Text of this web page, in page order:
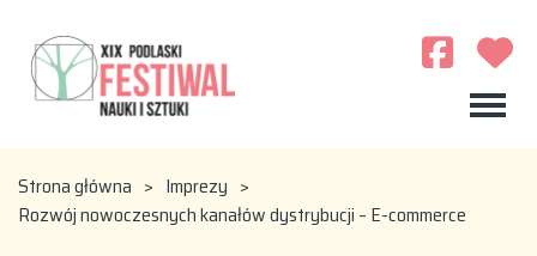
Strona główna > Imprezy >
Rozwój nowoczesnych kanałów dystrybucji – E-commerce